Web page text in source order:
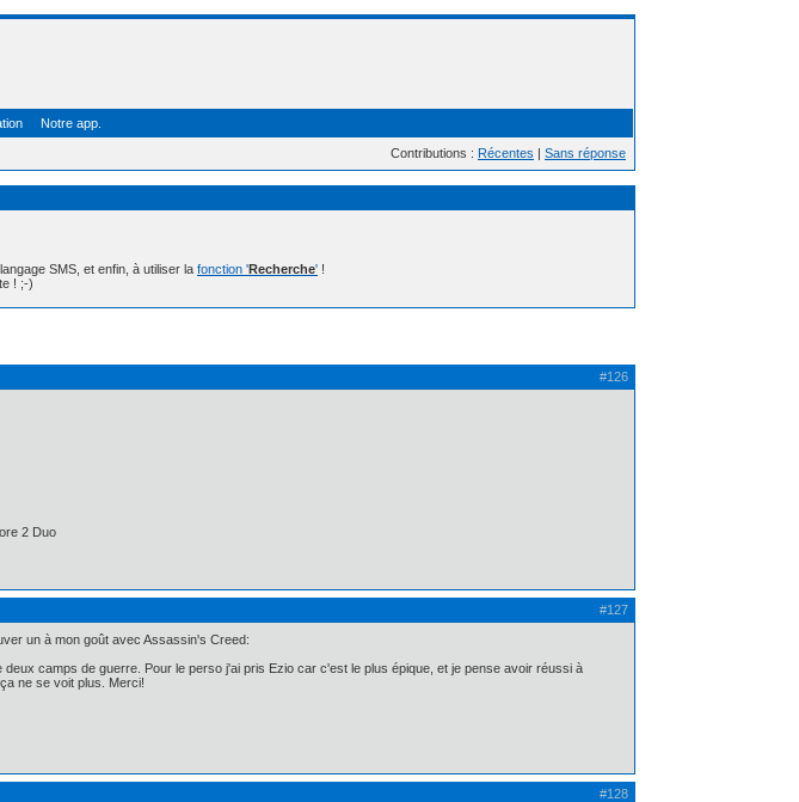
Notre app.
Contributions : Récentes | Sans réponse
SMS, et enfin, à utiliser la fonction 'Recherche' !
! ;-)
#126
2 Duo
#127
un à mon goût avec Assassin's Creed:
camps de guerre. Pour le perso j'ai pris Ezio car c'est le plus épique, et je pense avoir réussi à
ne se voit plus. Merci!
#128